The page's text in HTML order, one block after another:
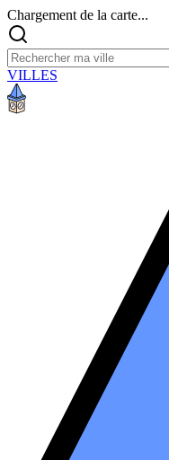
Chargement de la carte...
VILLES